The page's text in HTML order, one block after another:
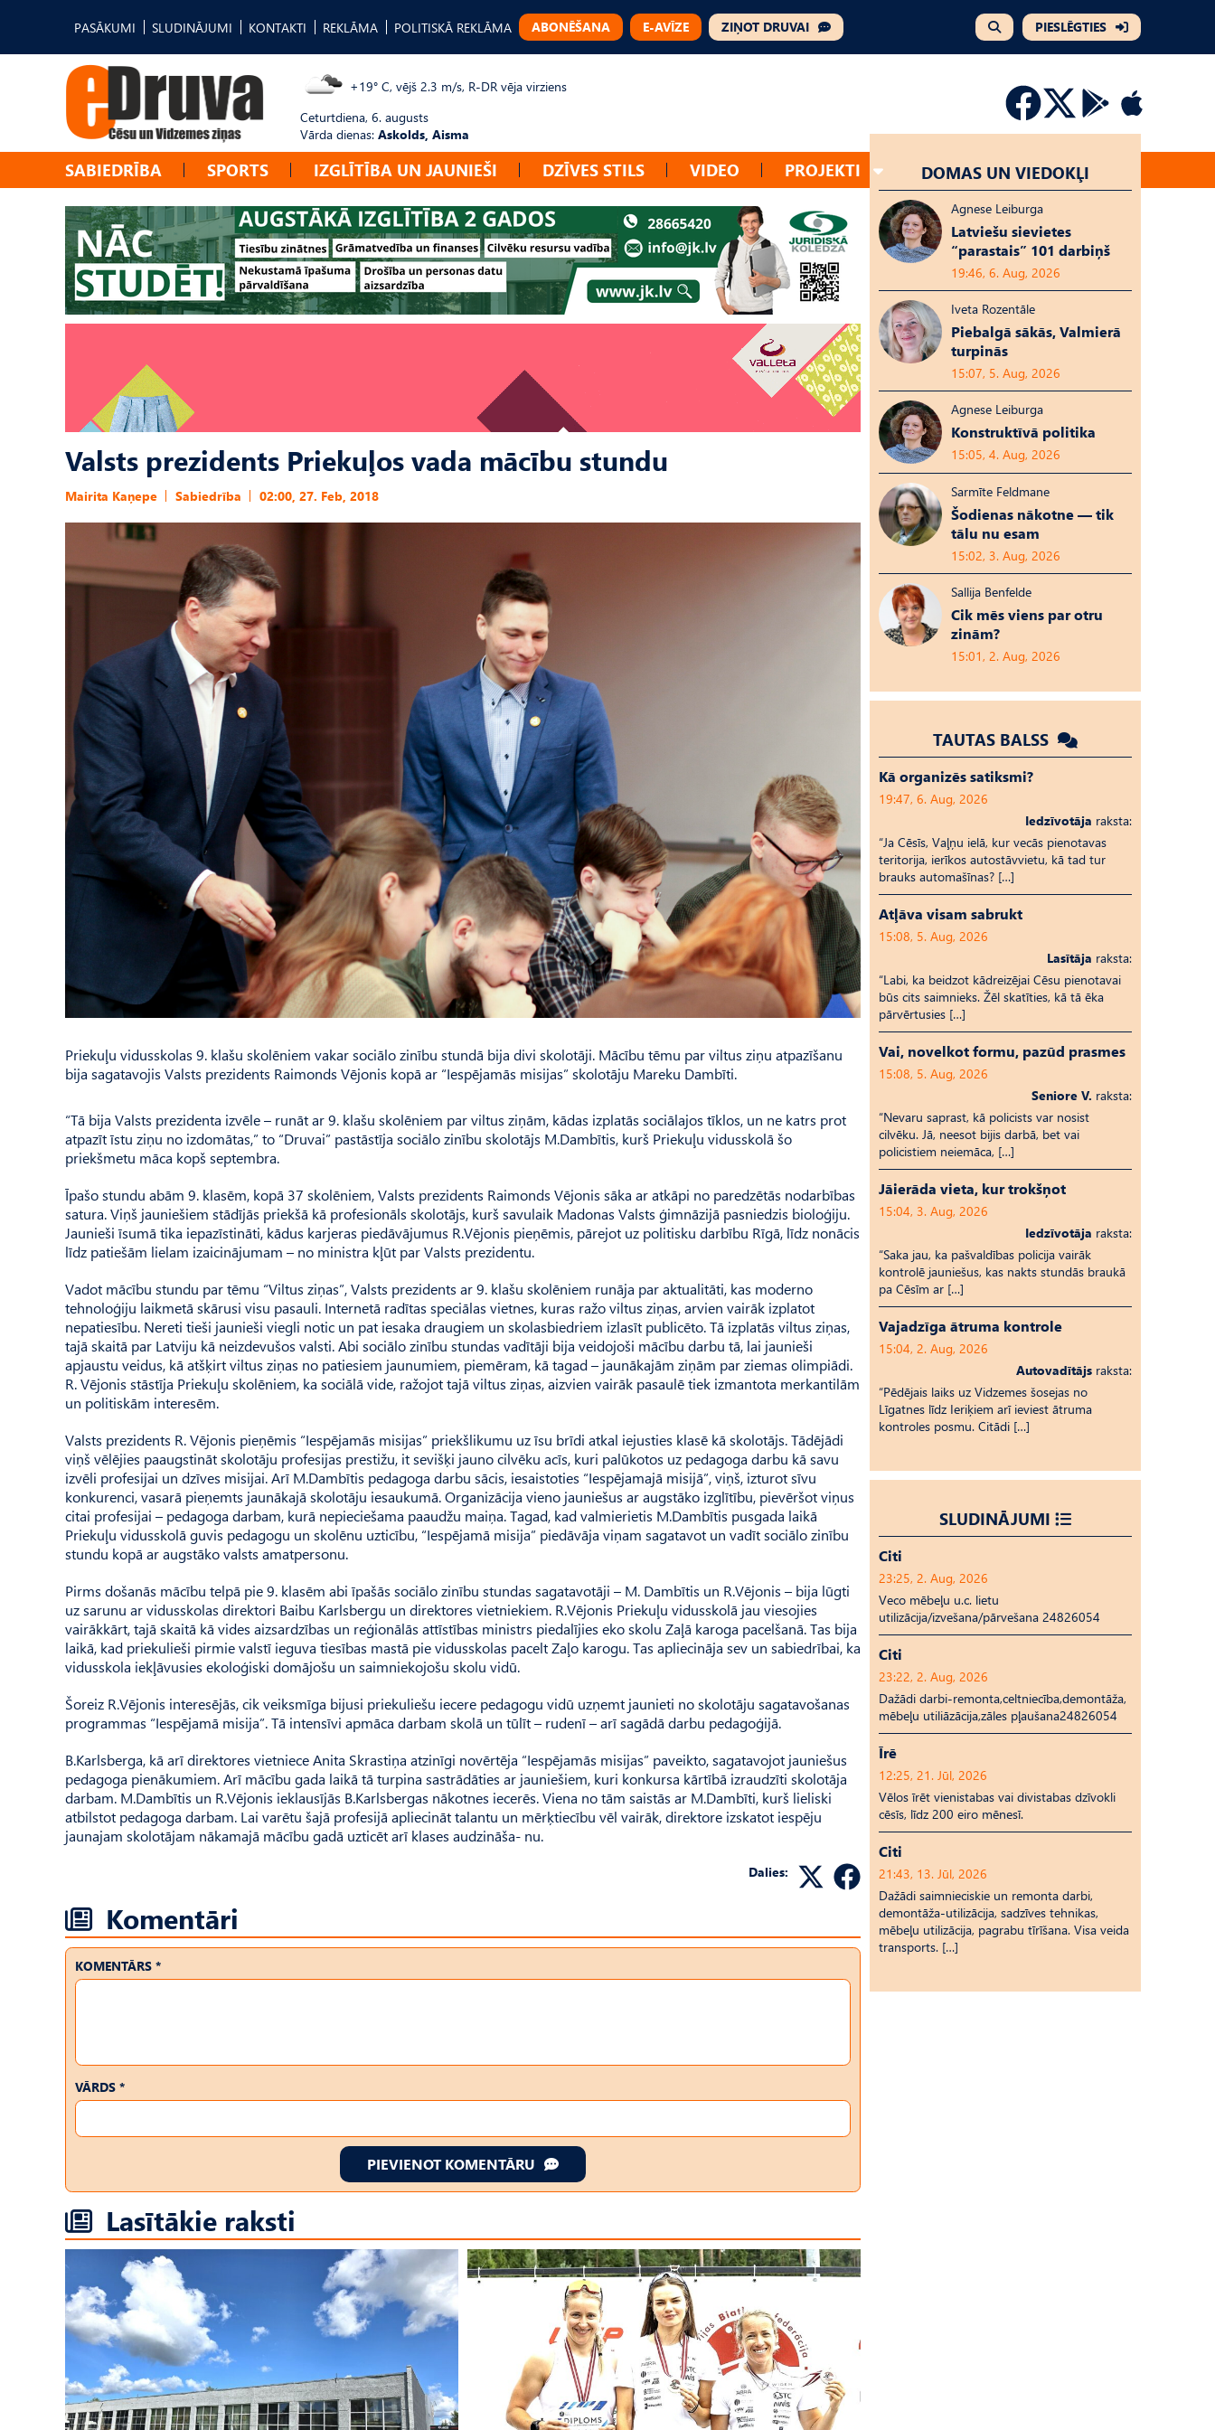
PASĀKUMI SLUDINĀJUMI KONTAKTI REKLĀMA POLITISKĀ REKLĀMA ABONĒŠANA E-AVĪZE ZIŅOT DRUVAI PIESLĒGTIES
+19° C, vējš 2.3 m/s, R-DR vēja virziens
Ceturtdiena, 6. augusts
Vārda dienas: Askolds, Aisma
SABIEDRĪBA SPORTS IZGLĪTĪBA UN JAUNIEŠI DZĪVES STILS VIDEO PROJEKTI
Valsts prezidents Priekuļos vada mācību stundu
Mairita Kaņepe Sabiedrība 02:00, 27. Feb, 2018
Priekuļu vidusskolas 9. klašu skolēniem vakar sociālo zinību stundā bija divi skolotāji. Mācību tēmu par viltus ziņu atpazīšanu
bija sagatavojis Valsts prezidents Raimonds Vējonis kopā ar “Iespējamās misijas” skolotāju Mareku Dambīti.
“Tā bija Valsts prezidenta izvēle – runāt ar 9. klašu skolēniem par viltus ziņām, kādas izplatās sociālajos tīklos, un ne katrs prot
atpazīt īstu ziņu no izdomātas,” to “Druvai” pastāstīja sociālo zinību skolotājs M.Dam­bītis, kurš Priekuļu vidusskolā šo
priekšmetu māca kopš septembra.
Īpašo stundu abām 9. klasēm, kopā 37 skolēniem, Valsts prezidents Raimonds Vējonis sāka ar atkāpi no paredzētās nodarbības
satura. Viņš jauniešiem stādījās priekšā kā profesionāls skolotājs, kurš savulaik Madonas Valsts ģimnāzijā pasniedzis bioloģiju.
Jaunieši īsumā tika iepazīstināti, kādus karjeras piedāvājumus R.Vē­jonis pieņēmis, pārejot uz politisku darbību Rīgā, līdz nonācis
līdz patiešām lielam izaicinājumam – no ministra kļūt par Valsts prezidentu.
Vadot mācību stundu par tēmu “Viltus ziņas”, Valsts prezidents ar 9. klašu skolēniem runāja par aktualitāti, kas moderno
tehnoloģiju laikmetā skārusi visu pasauli. Internetā radītas speciālas vietnes, kuras ražo viltus ziņas, arvien vairāk izplatot
nepatiesību. Nereti tieši jaunieši viegli notic un pat iesaka draugiem un skolasbiedriem izlasīt publicēto. Tā izplatās viltus ziņas,
tajā skaitā par Latviju kā neizdevušos valsti. Abi sociālo zinību stundas va­dītāji bija veidojoši mācību darbu tā, lai jaunieši
apjaustu veidus, kā atšķirt viltus ziņas no patiesiem jaunumiem, piemēram, kā tagad – jaunākajām ziņām par ziemas olimpiādi.
R. Vējonis stāstīja Priekuļu skolēniem, ka sociālā vide, ražojot tajā viltus ziņas, aizvien vairāk pasaulē tiek izmantota merkantilām
un politiskām interesēm.
Valsts prezidents R. Vējonis pieņēmis “Iespējamās misijas” priekšlikumu uz īsu brīdi atkal iejusties klasē kā skolotājs. Tā­dējādi
viņš vēlējies paaugstināt skolotāju profesijas prestižu, it sevišķi jauno cilvēku acīs, kuri palūkotos uz pedagoga darbu kā savu
izvēli profesijai un dzīves misijai. Arī M.Dambītis pedagoga darbu sācis, iesaistoties “Ie­spē­jamajā misijā”, viņš, izturot sīvu
konkurenci, vasarā pieņemts jaunākajā skolotāju iesaukumā. Organizācija vieno jauniešus ar augstāko izglītību, pievēršot viņus
citai profesijai – pedagoga darbam, kurā nepieciešama paaudžu maiņa. Tagad, kad valmierietis M.Dambītis pusgada laikā
Priekuļu vidusskolā guvis pedagogu un skolēnu uzticību, “Ie­spējamā misija” piedāvāja viņam sagatavot un vadīt sociālo zinību
stundu kopā ar augstāko valsts amatpersonu.
Pirms došanās mācību telpā pie 9. klasēm abi īpašās sociālo zinību stundas sagatavotāji – M. Dambītis un R.Vējonis – bija lūgti
uz sarunu ar vidusskolas direktori Baibu Karlsbergu un direktores vietniekiem. R.Vējonis Priekuļu vidusskolā jau viesojies
vairākkārt, tajā skaitā kā vides aizsardzības un reģionālās attīstības ministrs piedalījies eko skolu Zaļā karoga pacelšanā. Tas bija
laikā, kad priekulieši pirmie valstī ieguva tiesības mastā pie vidusskolas pacelt Zaļo karogu. Tas apliecināja sev un sabiedrībai, ka
vidusskola iekļāvusies ekoloģiski domājošu un saimniekojošu skolu vidū.
Šoreiz R.Vējonis interesējās, cik veiksmīga bijusi priekuliešu iecere pedagogu vidū uzņemt jaunieti no skolotāju sagatavošanas
programmas “Iespējamā misija”. Tā intensīvi apmāca darbam skolā un tūlīt – rudenī – arī sagādā darbu pedagoģijā.
B.Karlsberga, kā arī direktores vietniece Anita Skrastiņa atzinīgi novērtēja “Iespējamās misijas” paveikto, sagatavojot jauniešus
pedagoga pienākumiem. Arī mācību gada laikā tā turpina sastrādāties ar jauniešiem, kuri konkursa kārtībā izraudzīti skolotāja
darbam. M.Dambītis un R.Vējonis ieklausījās B.Karlsbergas nākotnes iecerēs. Viena no tām saistās ar M.Dambīti, kurš lieliski
atbilstot pedagoga darbam. Lai varētu šajā profesijā apliecināt talantu un mērķtiecību vēl vairāk, direktore izskatot iespēju
jaunajam skolotājam nākamajā mācību gadā uzticēt arī klases audzināša- nu.
Dalies:
Komentāri
KOMENTĀRS *
VĀRDS *
PIEVIENOT KOMENTĀRU
Lasītākie raksti
DOMAS UN VIEDOKĻI
Agnese Leiburga
Latviešu sievietes
“parastais” 101 darbiņš
19:46, 6. Aug, 2026
Iveta Rozentāle
Piebalgā sākās, Valmierā
turpinās
15:07, 5. Aug, 2026
Agnese Leiburga
Konstruktīvā politika
15:05, 4. Aug, 2026
Sarmīte Feldmane
Šodienas nākotne — tik
tālu nu esam
15:02, 3. Aug, 2026
Sallija Benfelde
Cik mēs viens par otru
zinām?
15:01, 2. Aug, 2026
TAUTAS BALSS
Kā organizēs satiksmi?
19:47, 6. Aug, 2026
Iedzīvotāja raksta:
“Ja Cēsīs, Vaļņu ielā, kur vecās pienotavas
teritorija, ierīkos autostāvvietu, kā tad tur
brauks automašīnas? […]
Atļāva visam sabrukt
15:08, 5. Aug, 2026
Lasītāja raksta:
“Labi, ka beidzot kādreizējai Cēsu pienotavai
būs cits saimnieks. Žēl skatīties, kā tā ēka
pārvērtusies […]
Vai, novelkot formu, pazūd prasmes
15:08, 5. Aug, 2026
Seniore V. raksta:
“Nevaru saprast, kā policists var nosist
cilvēku. Jā, neesot bijis darbā, bet vai
policistiem neiemāca, […]
Jāierāda vieta, kur trokšņot
15:04, 3. Aug, 2026
Iedzīvotāja raksta:
“Saka jau, ka pašvaldības policija vairāk
kontrolē jauniešus, kas nakts stundās braukā
pa Cēsīm ar […]
Vajadzīga ātruma kontrole
15:04, 2. Aug, 2026
Autovadītājs raksta:
“Pēdējais laiks uz Vid­ze­mes šosejas no
Līgatnes līdz Ieriķiem arī ieviest ātruma
kontroles posmu. Citādi […]
SLUDINĀJUMI
Citi
23:25, 2. Aug, 2026
Veco mēbeļu u.c. lietu
utilizācija/izvešana/pārvešana 24826054
Citi
23:22, 2. Aug, 2026
Dažādi darbi-remonta,celtniecība,demontāža,
mēbeļu utiliāzācija,zāles pļaušana24826054
Īrē
12:25, 21. Jūl, 2026
Vēlos īrēt vienistabas vai divistabas dzīvokli
cēsīs, līdz 200 eiro mēnesī.
Citi
21:43, 13. Jūl, 2026
Dažādi saimnieciskie un remonta darbi,
demontāža-utilizācija, sadzīves tehnikas,
mēbeļu utilizācija, pagrabu tīrīšana. Visa veida
transports. […]